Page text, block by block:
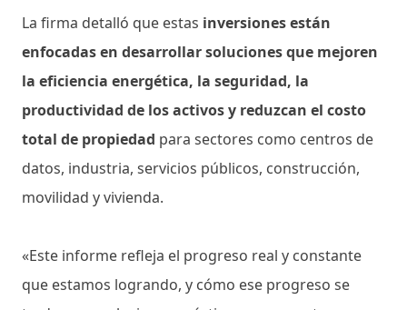
La firma detalló que estas inversiones están
enfocadas en desarrollar soluciones que mejoren
la eficiencia energética, la seguridad, la
productividad de los activos y reduzcan el costo
total de propiedad para sectores como centros de
datos, industria, servicios públicos, construcción,
movilidad y vivienda.
«Este informe refleja el progreso real y constante
que estamos logrando, y cómo ese progreso se